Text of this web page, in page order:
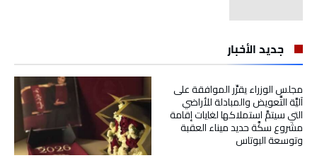
جديد الأخبار
مجلس الوزراء يقرِّر الموافقة على
آليَّة التَّعويض والمبادلة للأراضي
التي سيتمَّ استملاكها لغايات إقامة
مشروع سكَّة حديد ميناء العقبة
وتوسعة البوتاس